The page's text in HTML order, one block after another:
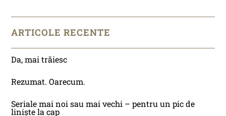
ARTICOLE RECENTE
Da, mai trăiesc
Rezumat. Oarecum.
Seriale mai noi sau mai vechi – pentru un pic de
liniște la cap